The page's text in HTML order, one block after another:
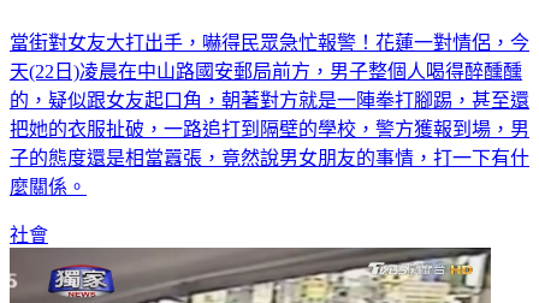
當街對女友大打出手，嚇得民眾急忙報警！花蓮一對情侶，今
天(22日)凌晨在中山路國安郵局前方，男子整個人喝得醉醺醺
的，疑似跟女友起口角，朝著對方就是一陣拳打腳踢，甚至還
把她的衣服扯破，一路追打到隔壁的學校，警方獲報到場，男
子的態度還是相當囂張，竟然說男女朋友的事情，打一下有什
麼關係。
社會